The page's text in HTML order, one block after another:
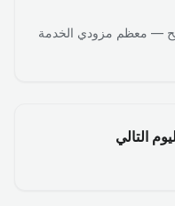
— معظم مزودي الخدمة
التالي